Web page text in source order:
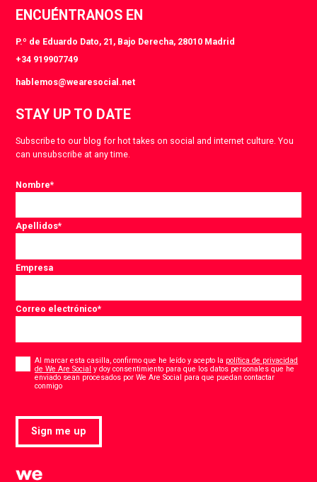
ENCUÉNTRANOS EN
P.º de Eduardo Dato, 21, Bajo Derecha, 28010 Madrid
+34 919907749
hablemos@wearesocial.net
STAY UP TO DATE
Subscribe to our blog for hot takes on social and internet culture. You
can unsubscribe at any time.
Nombre*
Apellidos*
Empresa
Correo electrónico*
Consent
Al marcar esta casilla, confirmo que he leído y acepto la política de privacidad
de We Are Social y doy consentimiento para que los datos personales que he
enviado sean procesados por We Are Social para que puedan contactar
conmigo*
Sign me up